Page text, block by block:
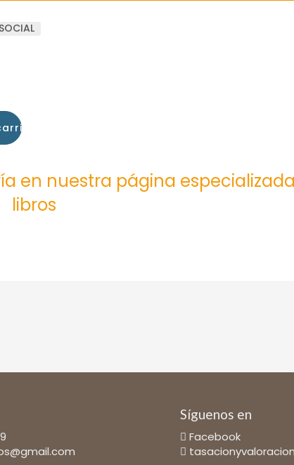
en nuestra página
libros
Síguenos en
Facebook